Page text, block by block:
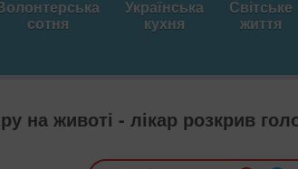
сотня
Українська
кухня
Світське
життя
на животі - лікар розкрив